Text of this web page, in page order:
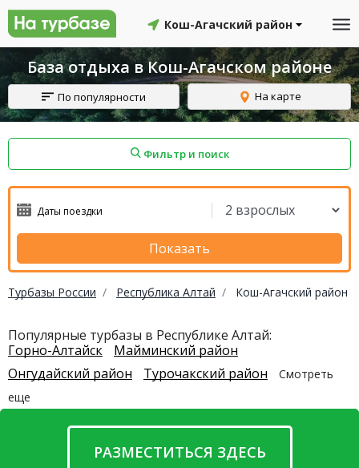
Кош-Агачский район
База отдыха в Кош-Агачском районе
По популярности На карте
Фильтр и поиск
Показать
Турбазы России Республика Алтай Кош-Агачский район
Популярные турбазы в Республике Алтай:
Горно-Алтайск
Майминский район
Онгудайский район
Турочакский район
Смотреть
еще
РАЗМЕСТИТЬСЯ ЗДЕСЬ
Смоленский район Топчихинский район
Красноборский район
Онежский район
Северодвинск Устьянский район